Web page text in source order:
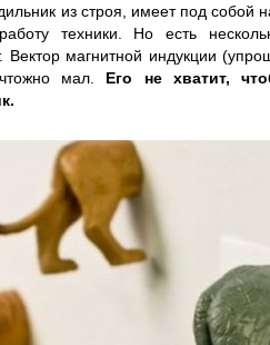
из строя, имеет под собой
техники. Но есть
Вектор магнитной индукции
мал. Его не хватит,